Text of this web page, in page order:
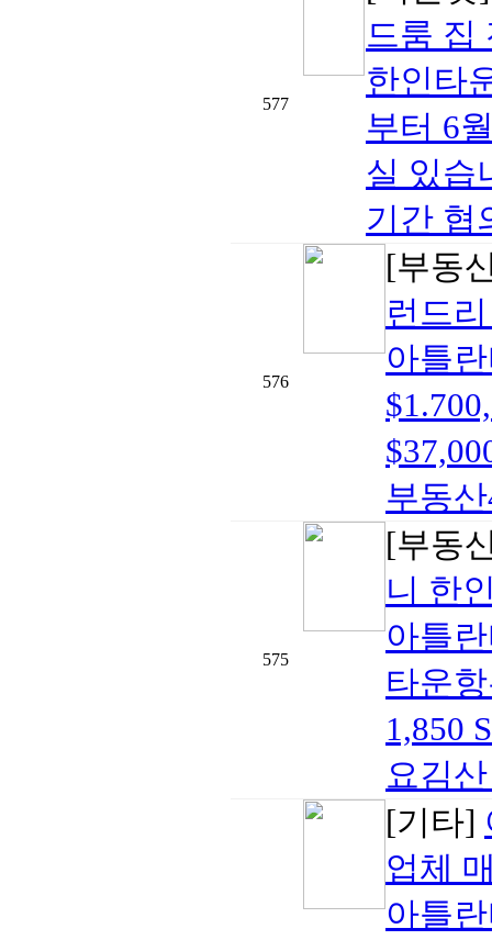
577
드룸 집
한인타
부터 6
실 있습
기간 협
576
[부동
런드
아틀
부동
575
[부동
니 한
아틀
타운
1,850
요김
[기타]
업체
아틀